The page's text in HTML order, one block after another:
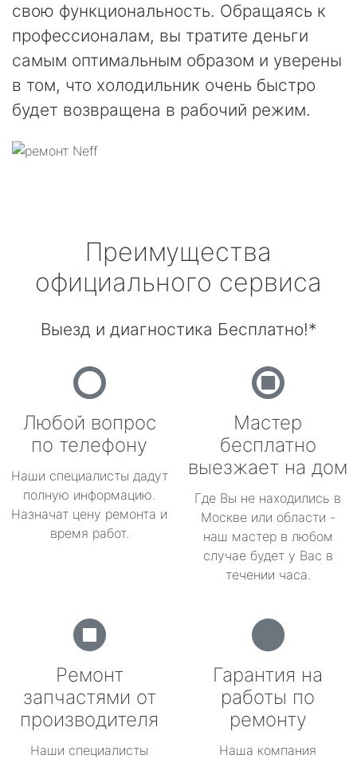
свою функциональность. Обращаясь к
профессионалам, вы тратите деньги
самым оптимальным образом и уверены
в том, что холодильник очень быстро
будет возвращена в рабочий режим.
Преимущества
официального сервиса
Выезд и диагностика Бесплатно!*
Любой вопрос
по телефону
Наши специалисты дадут
полную информацию.
Назначат цену ремонта и
время работ.
Мастер
бесплатно
выезжает на дом
Где Вы не находились в
Москве или области -
наш мастер в любом
случае будет у Вас в
течении часа.
Ремонт
запчастями от
производителя
Наши специалисты
Гарантия на
работы по
ремонту
Наша компания